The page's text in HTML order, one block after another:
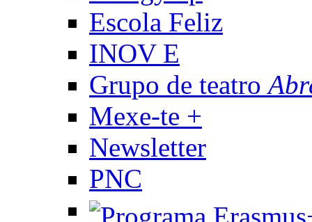
Escola Feliz
INOV E
Grupo de teatro
Mexe-te +
Newsletter
PNC